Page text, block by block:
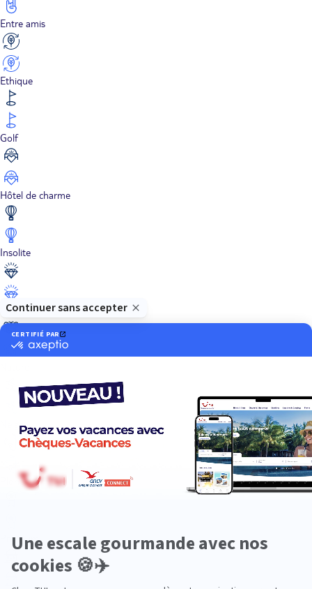
Entre amis
Ethique
Golf
Hôtel de charme
Insolite
Luxe
Neige
Plongée
Premium